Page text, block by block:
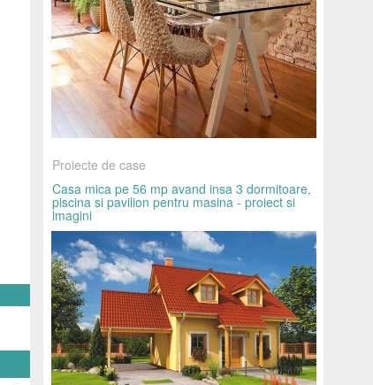
Proiecte de case
Casa mica pe 56 mp avand insa 3 dormitoare,
piscina si pavilion pentru masina - proiect si
imagini